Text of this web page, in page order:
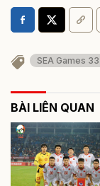
SEA Games 33
BÀI LIÊN QUAN